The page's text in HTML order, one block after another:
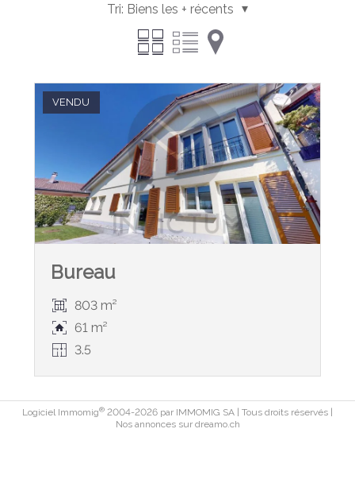
Tri: Biens les + récents
VENDU
Bureau
803 m²
61 m²
3.5
Logiciel Immomig® 2004-2026 par IMMOMIG SA | Tous droits réservés |
Nos annonces sur dreamo.ch